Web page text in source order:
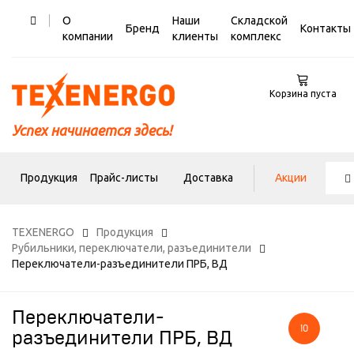
О
компании
Бренд
Наши
клиенты
Складской
комплекс
Контакты
Успех начинается здесь!
Корзина пуста
Продукция Прайс-листы Доставка Акции
TEXENERGO
Продукция
Рубильники, переключатели, разъединители
Переключатели-разъединители ПРБ, ВД
Переключатели-
разъединители ПРБ, ВД
10